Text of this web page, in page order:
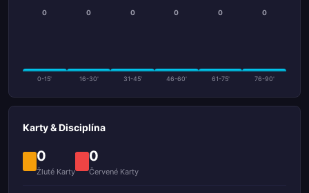
0
0-15'
0
16-30'
0
31-45'
0
46-60'
0
61-75'
0
76-90'
Karty & Disciplína
0
Žluté Karty
0
Červené Karty